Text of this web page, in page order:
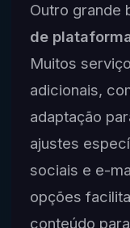
Outro grande
de
Muitos
adicionais,
adaptação
ajustes
sociais e e-
opções
conteúdo